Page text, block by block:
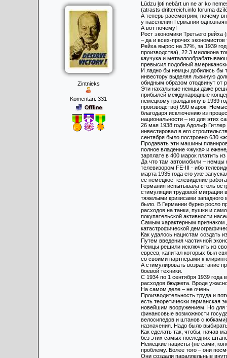
Zintnieks
Komentāri: 331
Lūdzu ļoti nebārt un ne ar ko
(atrasts drittereich.info foruma
А теперь рассмотрим, почему
у населения Германии
А вот почему!
Рост экономики Третьего
– да и всех-прочих
Рейха вырос на 37%, за 1939
производства), 22.3 миллиона
каучука и
превысил подобный
И ладно бы немцы добились бы
инвестору выделяя львиную
обидным образом отодвинут от
Эти нахальные немцы даже
прибылей международные
немецкому гражданину в 1939
производство) 990 марок.
благодаря исключению из
национальности – но для этих
26 мая 1938 года Адольф
инвестировал в его
сентября было построено 630
Продавать эти машины
полное владение «жука» и
зарплате в 400 марок платить
Да что там автомобили – немцы
телевизором FE-III - ибо
марта 1935 года его уже
ее немецкое телевидение
Германия испытывала столь
стимуляции трудовой миграции
тяжелыми кризисами западного
было. В Германии бурно росло
расходов на танки, пушки и
покупательской активности
Самым характерным признаком
катастрофической
Как удалось нацистам создать
Путем введения частичной
Немцы решили исключить из
евреев, капитал которых был
со своими партнерами к
А стимулировать возрастание
боевой техники.
С 1934 по 1 сентября 1939
расходов бюджета. Вроде
На самом деле – не очень.
Производительность труда и
есть теоретически германская
новейшим вооружением. Но для
финансовые возможности
велосипедов и штанов с
назначения. Надо было
Как сделать так, чтобы, начав
без этих самых последних
Немецкие нацисты (не сами,
проблему. Более того – они
Они создали параллельные